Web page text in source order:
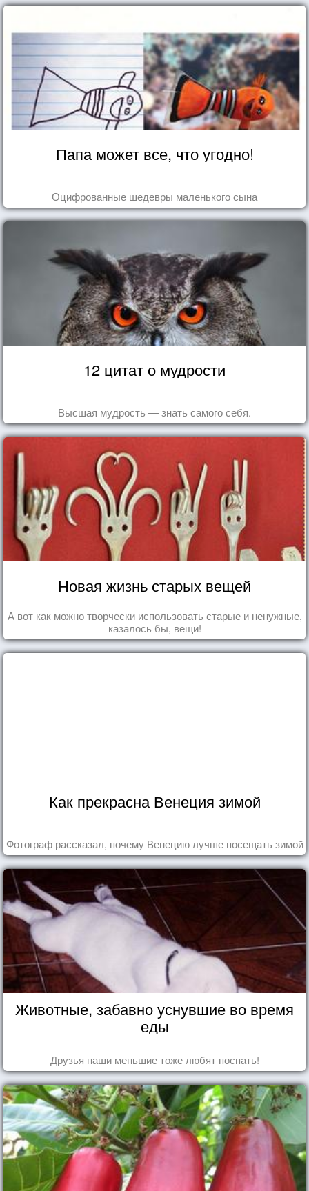
Папа может все, что угодно!
Оцифрованные шедевры маленького сына
12 цитат о мудрости
Высшая мудрость — знать самого себя.
Новая жизнь старых вещей
А вот как можно творчески использовать старые и ненужные,
казалось бы, вещи!
Как прекрасна Венеция зимой
Фотограф рассказал, почему Венецию лучше посещать зимой
Животные, забавно уснувшие во время
еды
Друзья наши меньшие тоже любят поспать!